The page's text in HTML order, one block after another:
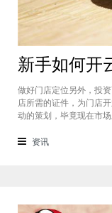
做好门店定位另外，投
店所需的证件，为门店
动的策划，毕竟现在市
东东食品加盟店？投资
资讯